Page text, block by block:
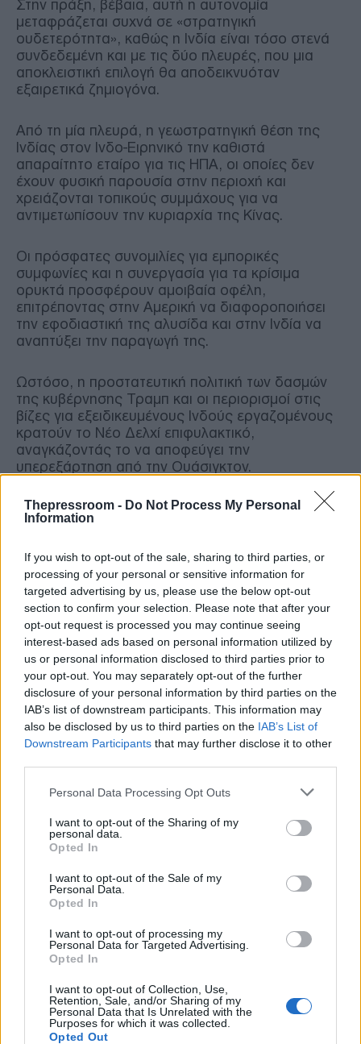
Thepressroom - Do Not Process My Personal
Information
If you wish to opt-out of the sale, sharing to third parties, or
processing of your personal or sensitive information for
targeted advertising by us, please use the below opt-out
section to confirm your selection. Please note that after your
opt-out request is processed you may continue seeing
interest-based ads based on personal information utilized by
us or personal information disclosed to third parties prior to
your opt-out. You may separately opt-out of the further
disclosure of your personal information by third parties on the
IAB’s list of downstream participants. This information may
also be disclosed by us to third parties on the IAB’s List of
Downstream Participants that may further disclose it to other
Please note that this website/app uses one or more Google
not limited to your visit or usage behaviour. You may click to
grant or deny consent to Google and its third-party tags to
use your data for below specified purposes in below Google
consent section.
Personal Data Processing Opt Outs
I want to opt-out of the Sharing of my
personal data.
Opted In
I want to opt-out of the Sale of my
Personal Data.
Opted In
I want to opt-out of processing my
Personal Data for Targeted Advertising.
Opted In
I want to opt-out of Collection, Use,
Retention, Sale, and/or Sharing of my
Personal Data that Is Unrelated with the
Purposes for which it was collected.
Opted Out
Στην πράξη, βέβαια, αυτή η αυτονομία
μεταφράζεται συχνά σε «στρατηγική
ουδετερότητα», καθώς η Ινδία είναι τόσο στενά
συνδεδεμένη και με τις δύο πλευρές, που μια
αποκλειστική επιλογή θα αποδεικνυόταν
εξαιρετικά ζημιογόνα.
Από τη μία πλευρά, η γεωστρατηγική θέση της
Ινδίας στον Ινδο-Ειρηνικό την καθιστά
απαραίτητο εταίρο για τις ΗΠΑ, οι οποίες δεν
έχουν φυσική παρουσία στην περιοχή και
χρειάζονται τοπικούς συμμάχους για να
αντιμετωπίσουν την κυριαρχία της Κίνας.
Οι πρόσφατες συνομιλίες για εμπορικές
συμφωνίες και η συνεργασία για τα κρίσιμα
ορυκτά προσφέρουν αμοιβαία οφέλη,
επιτρέποντας στην Αμερική να διαφοροποιήσει
την εφοδιαστική της αλυσίδα και στην Ινδία να
αναπτύξει την παραγωγή της.
Ωστόσο, η προστατευτική πολιτική των δασμών
της κυβέρνησης Τραμπ και οι περιορισμοί στις
βίζες για εξειδικευμένους Ινδούς εργαζομένους
κρατούν το Νέο Δελχί επιφυλακτικό,
αναγκάζοντάς το να αποφεύγει την
υπερεξάρτηση από την Ουάσιγκτον.
Από την άλλη πλευρά, οι σχέσεις της Ινδίας με
την Κίνα χαρακτηρίζονται διαχρονικά από
συνοριακές τους διαφορές.
Παρόλα αυτά, η ύπαρξη πυρηνικής αποτροπής
και η διμερής συμφωνία ειρήνης του 1993 έχουν
αποτρέψει μια στρατιωτική κλιμάκωση,
επιτρέποντας στην οικονομική τους συνεργασία
να ανθίσει. Κατά τη δημοσιονομική περίοδο 2024-
2025, οι ινδικές εισαγωγές από την Κίνα άγγιξαν
το ιστορικό υψηλό των 113,46 δισεκατομμυρίων
δολαρίων, ενώ η νέα ναυτιλιακή γραμμή της
Maersk που συνδέει τη Σαγκάη με το ινδικό λιμάνι
Πιπαβάβ επιβεβαιώνει τη δυναμική αυτής της
εμπορικής σχέσης.